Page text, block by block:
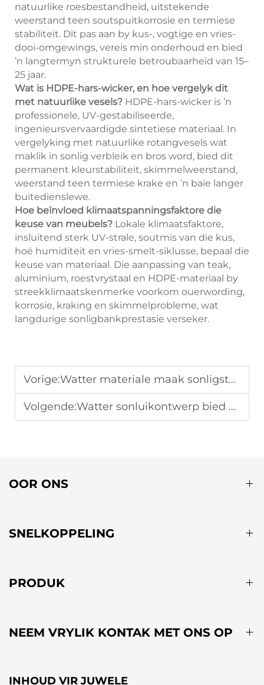
natuurlike roesbestandheid, uitstekende
weerstand teen soutspuitkorrosie en termiese
stabiliteit. Dit pas aan by kus-, vogtige en vries-
dooi-omgewings, vereis min onderhoud en bied
’n langtermyn strukturele betroubaarheid van 15–
25 jaar.
Wat is HDPE-hars-wicker, en hoe vergelyk dit
met natuurlike vesels? HDPE-hars-wicker is ’n
professionele, UV-gestabiliseerde,
ingenieursvervaardigde sintetiese materiaal. In
vergelyking met natuurlike rotangvesels wat
maklik in sonlig verbleik en bros word, bied dit
permanent kleurstabiliteit, skimmelweerstand,
weerstand teen termiese krake en ’n baie langer
buitedienslewe.
Hoe beïnvloed klimaatspanningsfaktore die
keuse van meubels? Lokale klimaatsfaktore,
insluitend sterk UV-strale, soutmis van die kus,
hoë humiditeit en vries-smelt-siklusse, bepaal die
keuse van materiaal. Die aanpassing van teak,
aluminium, roestvrystaal en HDPE-materiaal by
streekklimaatskenmerke voorkom ouerwording,
korrosie, kraking en skimmelprobleme, wat
langdurige sonligbankprestasie verseker.
Vorige:Watter materiale maak sonligstoole weerstandwaardig teen UV-strale en reën?
Volgende:Watter sonluikontwerp bied die beste gemak vir ontspanning langs die swembad?
OOR ONS
SNELKOPPELING
PRODUK
NEEM VRYLIK KONTAK MET ONS OP
INHOUD VIR JUWELE